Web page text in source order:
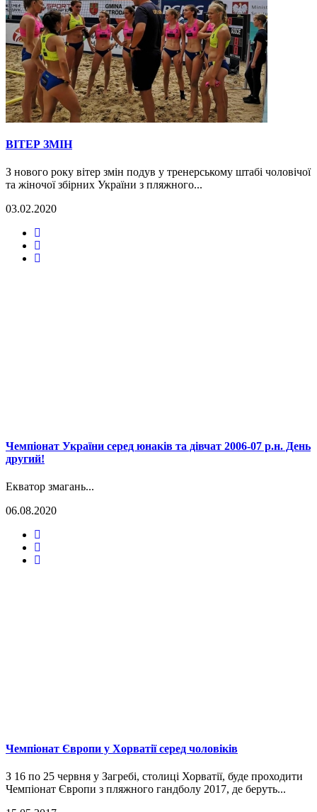
ВІТЕР ЗМІН
З нового року вітер змін подув у тренерському штабі чоловічої
та жіночої збірних України з пляжного...
03.02.2020
Чемпіонат України серед юнаків та дівчат 2006-07 р.н. День
другий!
Екватор змагань...
06.08.2020
Чемпіонат Європи у Хорватії серед чоловіків
З 16 по 25 червня у Загребі, столиці Хорватії, буде проходити
Чемпіонат Європи з пляжного гандболу 2017, де беруть...